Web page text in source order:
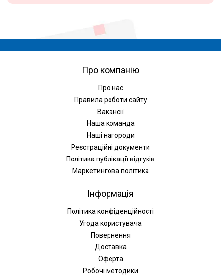
Про компанію
Про нас
Правила роботи сайту
Вакансії
Наша команда
Наші нагороди
Реєстраційні документи
Політика публікації відгуків
Маркетингова політика
Інформація
Політика конфіденційності
Угода користувача
Повернення
Доставка
Оферта
Робочі методики